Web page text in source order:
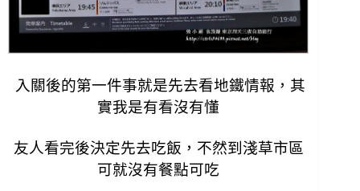
入關後的第一件事就是先去看地鐵情報，其
實我是有看沒有懂
友人看完後決定先去吃飯，不然到淺草市區
可就沒有餐點可吃